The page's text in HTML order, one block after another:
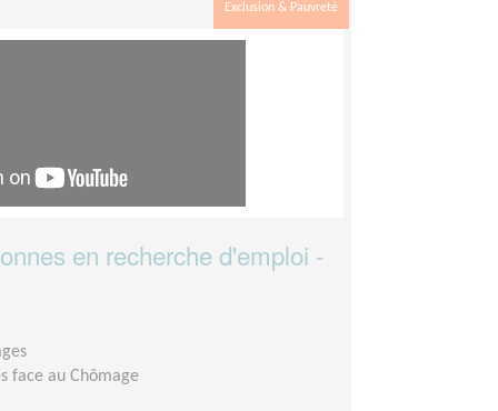
Exclusion & Pauvreté
en recherche d'emploi -
face au Chômage